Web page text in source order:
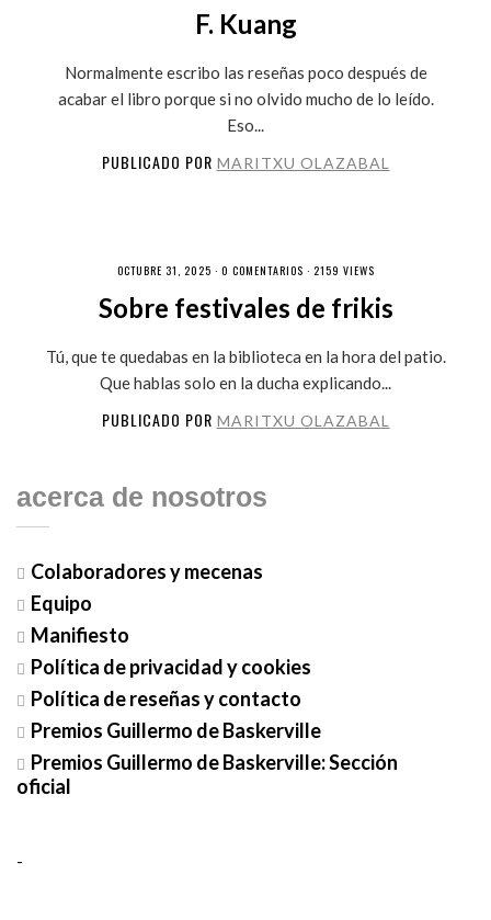
F. Kuang
Normalmente escribo las reseñas poco después de
acabar el libro porque si no olvido mucho de lo leído.
Eso...
PUBLICADO POR MARITXU OLAZABAL
OCTUBRE 31, 2025 · 0 COMENTARIOS · 2159 VIEWS
Sobre festivales de frikis
Tú, que te quedabas en la biblioteca en la hora del patio.
Que hablas solo en la ducha explicando...
PUBLICADO POR MARITXU OLAZABAL
acerca de nosotros
Colaboradores y mecenas
Equipo
Manifiesto
Política de privacidad y cookies
Política de reseñas y contacto
Premios Guillermo de Baskerville
Premios Guillermo de Baskerville: Sección
oficial
-